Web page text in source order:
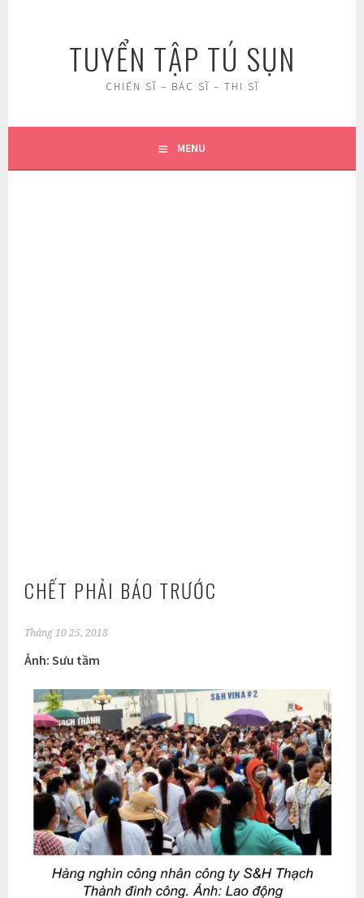
TUYỂN TẬP TÚ SỤN
CHIẾN SĨ – BÁC SĨ – THI SĨ
MENU
CHẾT PHẢI BÁO TRƯỚC
Tháng 10 25, 2018
Ảnh: Sưu tầm